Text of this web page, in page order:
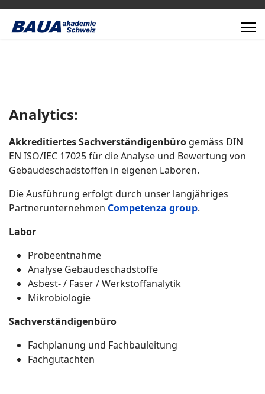
Analytics:​
Akkreditiertes Sachverständigenbüro gemäss DIN
EN ISO/IEC 17025 für die Analyse und Bewertung von
Gebäudeschadstoffen in eigenen Laboren.​
Die Ausführung erfolgt durch unser langjähriges
Partnerunternehmen Competenza group.
Labor​
Probeentnahme​
Analyse Gebäudeschadstoffe​
Asbest- / Faser / Werkstoffanalytik​
Mikrobiologie​
Sachverständigenbüro​
Fachplanung und Fachbauleitung​
Fachgutachten